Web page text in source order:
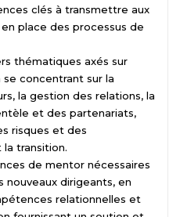
clés à transmettre aux
place des processus de
thématiques axés sur
concentrant sur la
la gestion des relations, la
et des partenariats,
risques et des
transition.
de mentor nécessaires
nouveaux dirigeants, en
relationnelles et